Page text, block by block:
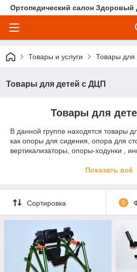
Ортопедический салон Здоровый
Товары и услуги Товары
Товары для детей с ДЦП
Товары для
В данной группе находятся товары
как опоры для сидения, опора для
вертикализаторы, опоры-ходунки ,
стационарных условиях
Показать всё
Сортировка 0